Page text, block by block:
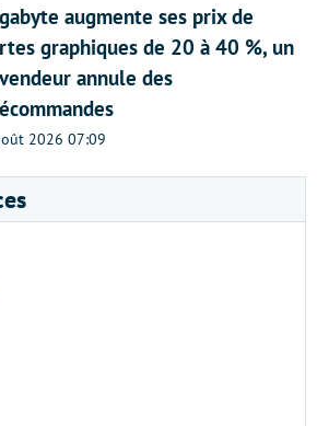
augmente ses prix de
graphiques de 20 à 40 %, un
annule des
2026 07:09